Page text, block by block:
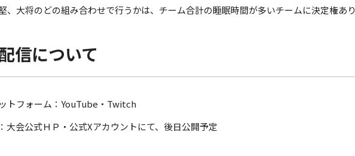
、大将のどの組み合わせで行うかは、チーム合計の睡眠時間が多いチームに決定権あ
信について
トフォーム：YouTube・Twitch
大会公式ＨＰ・公式Xアカウントにて、後日公開予定